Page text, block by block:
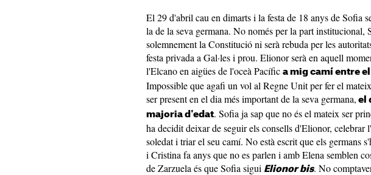
El 29 d'abril cau en dimarts i la festa de 18 anys de Sofia
la de la seva germana. No només per la part institucional,
solemnement la Constitució ni serà rebuda per les
festa privada a Gal·les i prou. Elionor serà en aquell
l'Elcano en aigües de l'oceà Pacífic a mig camí entre
Impossible que agafi un vol al Regne Unit per fer el
ser present en el dia més important de la seva germana, el
majoria d'edat. Sofia ja sap que no és el mateix ser
ha decidit deixar de seguir els consells d'Elionor, celebrar
soledat i triar el seu camí. No està escrit que els germans
i Cristina fa anys que no es parlen i amb Elena semblen
de Zarzuela és que Sofia sigui Elionor bis. No